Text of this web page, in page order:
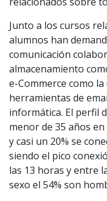
Junto a los cursos
alumnos han
comunicación
almacenamiento
e-Commerce como
herramientas de
informática. El perfil
menor de 35 años en
y casi un 20% se
siendo el pico
las 13 horas y entre
sexo el 54% son